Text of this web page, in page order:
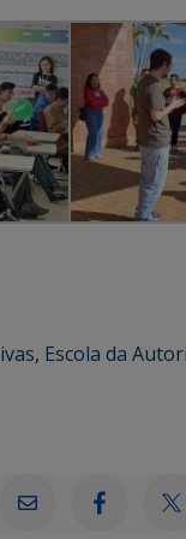
, Escola da